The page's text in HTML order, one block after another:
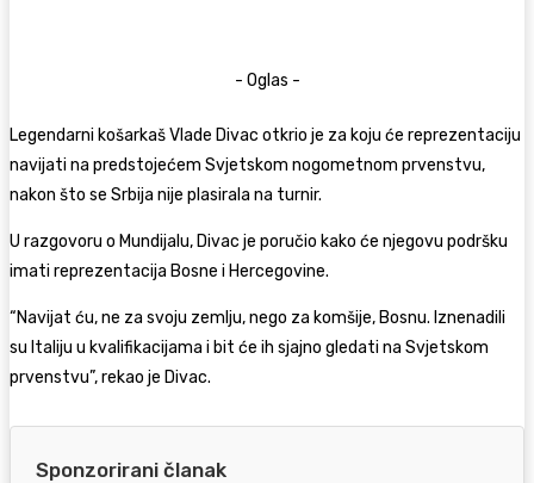
- Oglas -
Legendarni košarkašVlade Divac otkrio je za koju će reprezentaciju
navijati na predstojećem Svjetskom nogometnom prvenstvu,
nakon što se Srbija nije plasirala na turnir.
U razgovoru o Mundijalu, Divac je poručio kako će njegovu podršku
imati reprezentacija Bosne i Hercegovine.
“Navijat ću, ne za svoju zemlju, nego za komšije, Bosnu. Iznenadili
su Italiju u kvalifikacijama i bit će ih sjajno gledati na Svjetskom
prvenstvu”, rekao je Divac.
Sponzorirani članak